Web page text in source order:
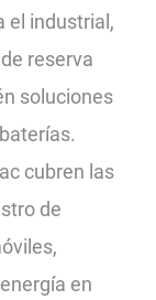
el industrial,
reserva
soluciones
cubren las
de
en